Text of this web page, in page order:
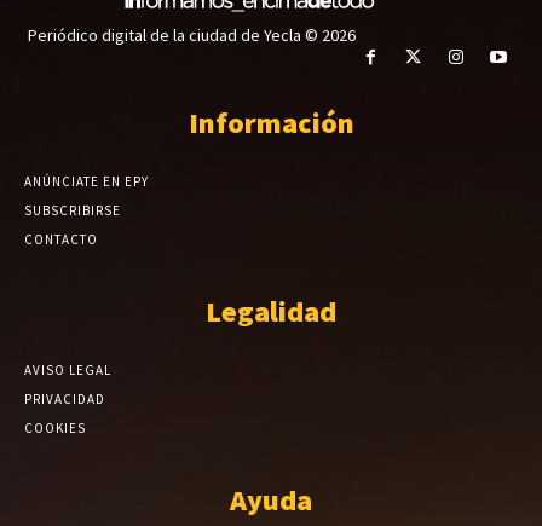
Periódico digital de la ciudad de Yecla © 2026
Información
ANÚNCIATE EN EPY
SUBSCRIBIRSE
CONTACTO
Legalidad
AVISO LEGAL
PRIVACIDAD
COOKIES
Ayuda